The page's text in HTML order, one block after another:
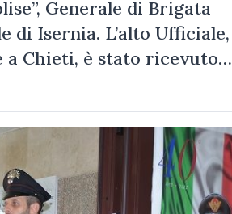
Generale di Brigata
di Isernia. L’alto Ufficiale,
a Chieti, è stato ricevuto…